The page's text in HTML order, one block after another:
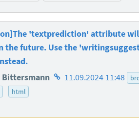
'textprediction' attribute
the future. Use the
Homepage
11.09.2024 11:48
html